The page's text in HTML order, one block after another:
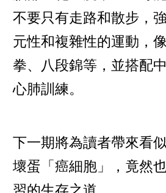
不要只有走路和散步，
元性和複雜性的運動，
拳、八段錦等，並搭配
心肺訓練。
下一期將為讀者帶來看
壞蛋「癌細胞」，竟然
習的生存之道。